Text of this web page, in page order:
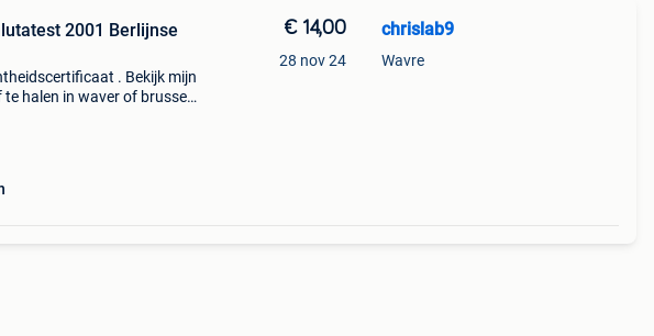
2001 Berlijnse
. Bekijk mijn
halen in waver of brussel
€ 14,00
28 nov 24
chrislab9
Wavre